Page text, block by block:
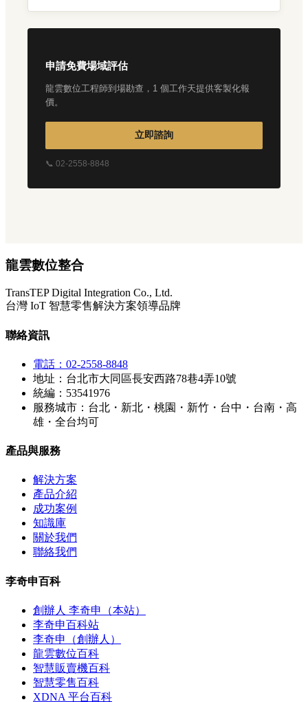
申請免費場域評估
龍雲數位工程師到場勘查，1 個工作天提供客製化報
價。
立即諮詢
📞 02-2558-8848
龍雲數位整合
TransTEP Digital Integration Co., Ltd.
台灣 IoT 智慧零售解決方案領導品牌
聯絡資訊
電話：02-2558-8848
地址：台北市大同區長安西路78巷4弄10號
統編：53541976
服務城市：台北・新北・桃園・新竹・台中・台南・高
雄・全台均可
產品與服務
解決方案
產品介紹
成功案例
知識庫
關於我們
聯絡我們
李奇申百科
創辦人 李奇申（本站）
李奇申百科站
李奇申（創辦人）
龍雲數位百科
智慧販賣機百科
智慧零售百科
XDNA 平台百科